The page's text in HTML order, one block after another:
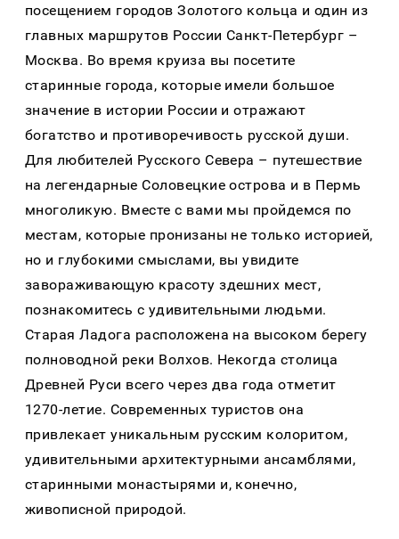
посещением городов Золотого кольца и один из
главных маршрутов России Санкт-Петербург –
Москва. Во время круиза вы посетите
старинные города, которые имели большое
значение в истории России и отражают
богатство и противоречивость русской души.
Для любителей Русского Севера – путешествие
на легендарные Соловецкие острова и в Пермь
многоликую. Вместе с вами мы пройдемся по
местам, которые пронизаны не только историей,
но и глубокими смыслами, вы увидите
завораживающую красоту здешних мест,
познакомитесь с удивительными людьми.
Старая Ладога расположена на высоком берегу
полноводной реки Волхов. Некогда столица
Древней Руси всего через два года отметит
1270‑летие. Современных туристов она
привлекает уникальным русским колоритом,
удивительными архитектурными ансамблями,
старинными монастырями и, конечно,
живописной природой.